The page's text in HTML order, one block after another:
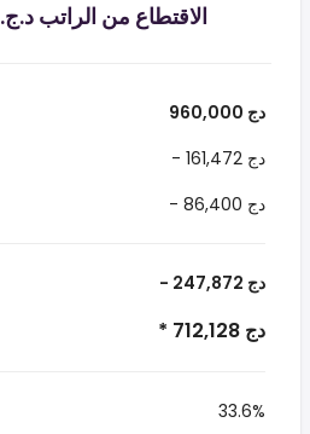
الاقتطاع من الراتب د.ج.‏٩٦٠٬٠٠٠ ‏ في الجزائر
960,000 دج
- 161,472 دج
- 86,400 دج
- 247,872 دج
* 712,128 دج
33.6%